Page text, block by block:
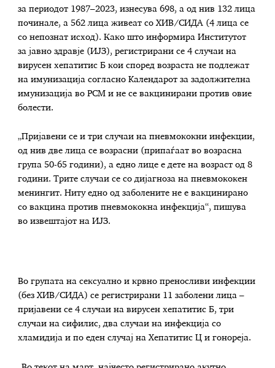
за периодот 1987–2023, изнесува 698, а од нив 132 лица
починале, а 562 лица живеат со ХИВ/СИДА (4 лица се
со непознат исход). Како што информира Институтот
за јавно здравје (ИЈЗ), регистрирани се 4 случаи на
вирусен хепатитис Б кои според возраста не подлежат
на имунизација согласно Kалендарот за задолжителна
имунизација во РСМ и не се вакцинирани против овие
болести.
„Пријавени се и три случаи на пневмококни инфекции,
од нив две лица се возрасни (припаѓаат во возрасна
група 50-65 години), а едно лице е дете на возраст од 8
години. Трите случаи се со дијагноза на пневмококен
менингит. Ниту едно од заболените не е вакцинирано
со вакцина против пневмококна инфекција“, пишува
во извештајот на ИЈЗ.
Во групата на сексуално и крвно преносливи инфекции
(без ХИВ/СИДА) се регистрирани 11 заболени лица –
пријавени се 4 случаи на вирусен хепатитис Б, три
случаи на сифилис, два случаи на инфекција со
хламидија и по еден случај на Хепатитис Ц и гонореја.